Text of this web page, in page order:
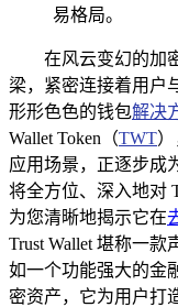
易格局。
在风云变幻的加
梁，紧密连接着用户
形形色色的钱包解决
Wallet Token（TWT
应用场景，正逐步成
将全方位、深入地对
为您清晰地揭示它在
Trust Wallet 堪称一
如一个功能强大的金
密资产，它为用户打